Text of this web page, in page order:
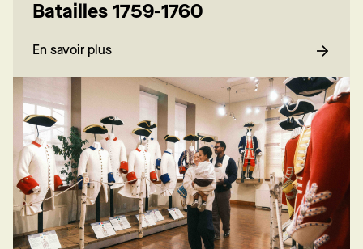
Batailles 1759-1760
En savoir plus